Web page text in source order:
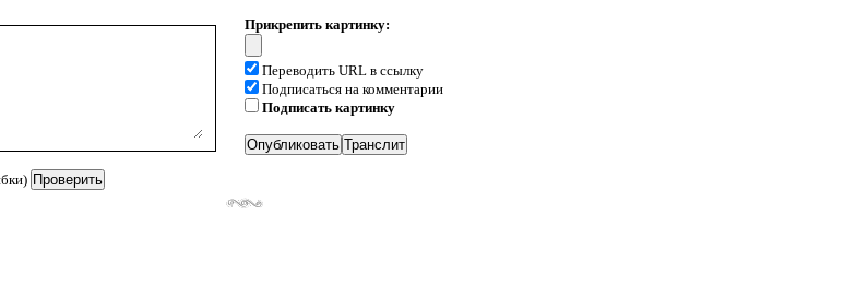
Прикрепить картинку:
Переводить URL в ссылку
Подписаться на комментарии
Подписать картинку